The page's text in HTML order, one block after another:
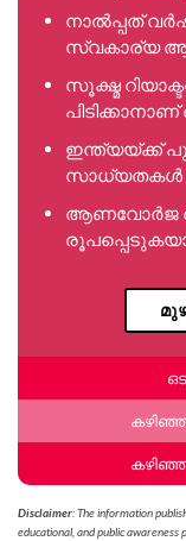
നാൽപ്പത്
സ്വകാര്യ
സൂക്ഷ്മ
ഇന്ത്യയ്ക്ക്
സാധ്യതകൾ
ആണവോർജ
Disclaimer: The information
educational, and public